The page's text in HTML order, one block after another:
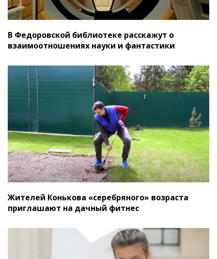
В Федоровской библиотеке расскажут о
взаимоотношениях науки и фантастики
Жителей Конькова «серебряного» возраста
приглашают на дачный фитнес